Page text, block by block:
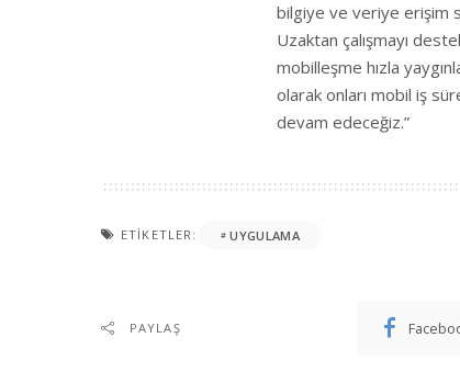
bilgiye ve veriye erişim
Uzaktan çalışmayı
mobilleşme hızla
olarak onları mobil iş
devam edeceğiz.”
ETIKETLER: UYGULAMA
PAYLAŞ